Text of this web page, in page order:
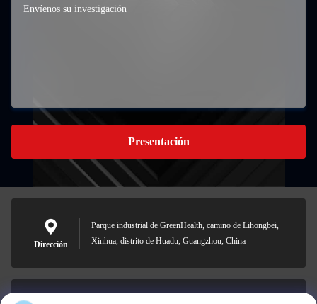
Presentación
Dirección
Parque industrial de GreenHealth, camino de Lihongbei,
Xinhua, distrito de Huadu, Guangzhou, China